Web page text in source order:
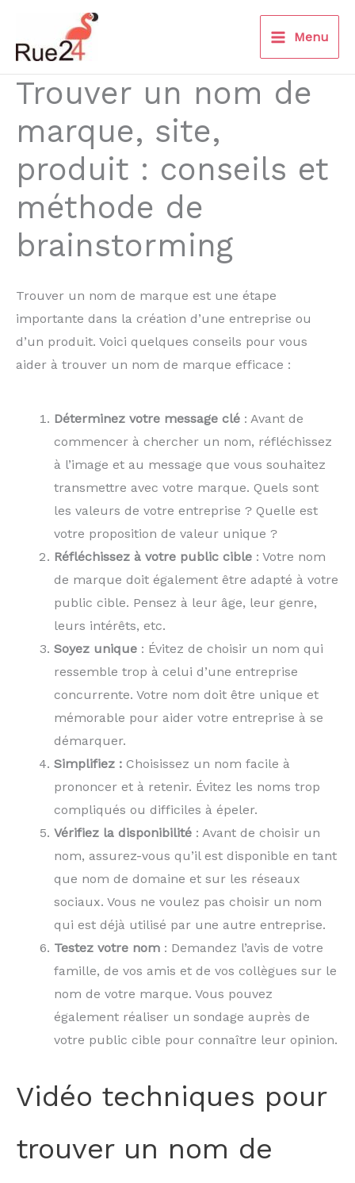
contenu
Menu
Trouver un nom de
marque, site,
produit : conseils et
méthode de
brainstorming
Trouver un nom de marque est une étape
importante dans la création d’une entreprise ou
d’un produit. Voici quelques conseils pour vous
aider à trouver un nom de marque efficace :
Déterminez votre message clé : Avant de
commencer à chercher un nom, réfléchissez
à l’image et au message que vous souhaitez
transmettre avec votre marque. Quels sont
les valeurs de votre entreprise ? Quelle est
votre proposition de valeur unique ?
Réfléchissez à votre public cible : Votre nom
de marque doit également être adapté à votre
public cible. Pensez à leur âge, leur genre,
leurs intérêts, etc.
Soyez unique : Évitez de choisir un nom qui
ressemble trop à celui d’une entreprise
concurrente. Votre nom doit être unique et
mémorable pour aider votre entreprise à se
démarquer.
Simplifiez : Choisissez un nom facile à
prononcer et à retenir. Évitez les noms trop
compliqués ou difficiles à épeler.
Vérifiez la disponibilité : Avant de choisir un
nom, assurez-vous qu’il est disponible en tant
que nom de domaine et sur les réseaux
sociaux. Vous ne voulez pas choisir un nom
qui est déjà utilisé par une autre entreprise.
Testez votre nom : Demandez l’avis de votre
famille, de vos amis et de vos collègues sur le
nom de votre marque. Vous pouvez
également réaliser un sondage auprès de
votre public cible pour connaître leur opinion.
Vidéo techniques pour
trouver un nom de